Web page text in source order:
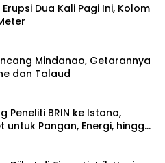
Dua Kali Pagi Ini, Kolom
Mindanao, Getarannya
dan Talaud
Peneliti BRIN ke Istana,
untuk Pangan, Energi, hingga